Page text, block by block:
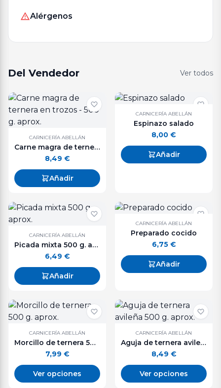
Alérgenos
Del Vendedor Ver todos
CARNICERÍA ABELLÁN
Carne magra de ternera en trozos - 500 g. aprox.
8,49 €
Añadir
CARNICERÍA ABELLÁN
Espinazo salado
8,00 €
Añadir
CARNICERÍA ABELLÁN
Picada mixta 500 g. aprox.
6,49 €
Añadir
CARNICERÍA ABELLÁN
Preparado cocido
6,75 €
Añadir
CARNICERÍA ABELLÁN
Morcillo de ternera 500 g. aprox.
7,99 €
Ver opciones
CARNICERÍA ABELLÁN
Aguja de ternera avileña 500 g. aprox.
8,49 €
Ver opciones